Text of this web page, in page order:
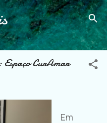
principal
CurAmar
Em